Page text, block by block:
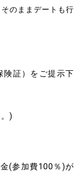
のままデートも行
険証）をご提示下
)
(参加費100％)が